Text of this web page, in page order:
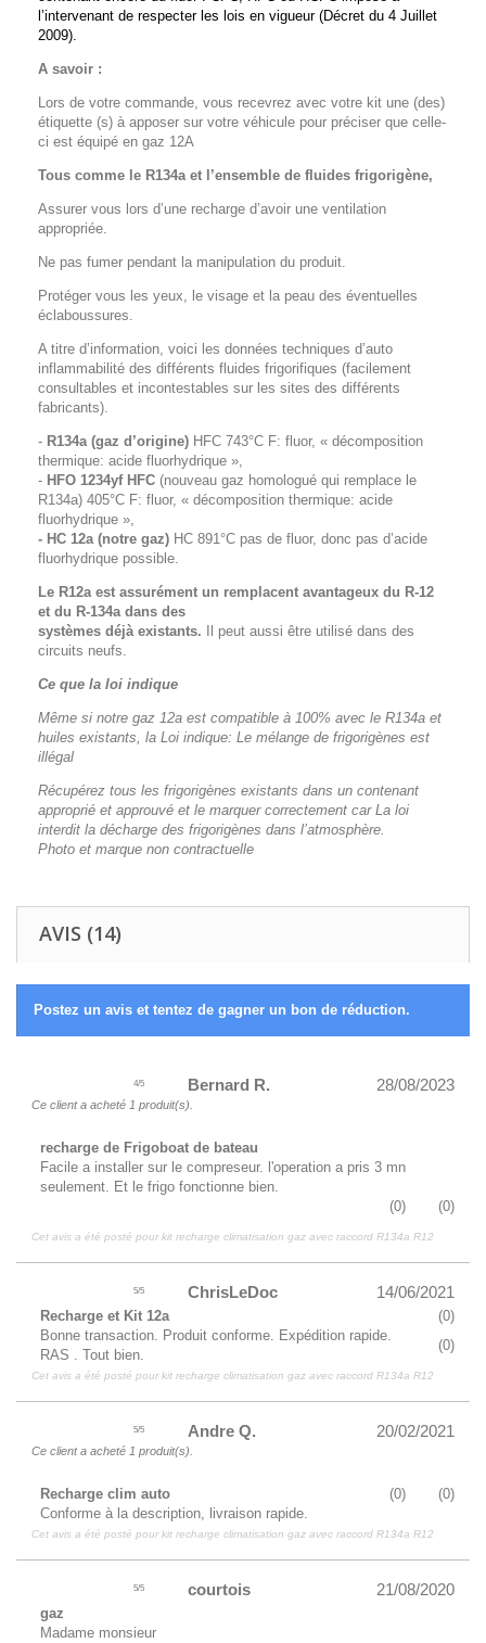
l’intervenant de respecter les lois en vigueur (Décret du 4 Juillet
2009).
A savoir :
Lors de votre commande, vous recevrez avec votre kit une (des)
étiquette (s) à apposer sur votre véhicule pour préciser que celle-
ci est équipé en gaz 12A
Tous comme le R134a et l’ensemble de fluides frigorigène,
Assurer vous lors d’une recharge d’avoir une ventilation
appropriée.
Ne pas fumer pendant la manipulation du produit.
Protéger vous les yeux, le visage et la peau des éventuelles
éclaboussures.
A titre d’information, voici les données techniques d’auto
inflammabilité des différents fluides frigorifiques (facilement
consultables et incontestables sur les sites des différents
fabricants).
- R134a (gaz d’origine) HFC 743°C F: fluor, « décomposition
thermique: acide fluorhydrique »,
- HFO 1234yf HFC (nouveau gaz homologué qui remplace le
R134a) 405°C F: fluor, « décomposition thermique: acide
fluorhydrique »,
- HC 12a (notre gaz) HC 891°C pas de fluor, donc pas d’acide
fluorhydrique possible.
Le R12a est assurément un remplacent avantageux du R-12
et du R-134a dans des
systèmes déjà existants. Il peut aussi être utilisé dans des
circuits neufs.
Ce que la loi indique
Même si notre gaz 12a est compatible à 100% avec le R134a et
huiles existants, la Loi indique: Le mélange de frigorigènes est
illégal
Récupérez tous les frigorigènes existants dans un contenant
approprié et approuvé et le marquer correctement car La loi
interdit la décharge des frigorigènes dans l’atmosphère.
Photo et marque non contractuelle
AVIS (14)
Postez un avis et tentez de gagner un bon de réduction.
4/5 28/08/2023
Bernard R.
Ce client a acheté 1 produit(s).
recharge de Frigoboat de bateau
Facile a installer sur le compreseur. l'operation a pris 3 mn
seulement. Et le frigo fonctionne bien.
(0)
(0)
Cet avis a été posté pourkit recharge climatisation gaz avec raccord R134a R12
5/5 14/06/2021
ChrisLeDoc
Recharge et Kit 12a
Bonne transaction. Produit conforme. Expédition rapide.
RAS . Tout bien.
(0)
(0)
Cet avis a été posté pourkit recharge climatisation gaz avec raccord R134a R12
5/5 20/02/2021
Andre Q.
Ce client a acheté 1 produit(s).
Recharge clim auto
Conforme à la description, livraison rapide.
(0)
(0)
Cet avis a été posté pourkit recharge climatisation gaz avec raccord R134a R12
5/5 21/08/2020
courtois
gaz
Madame monsieur